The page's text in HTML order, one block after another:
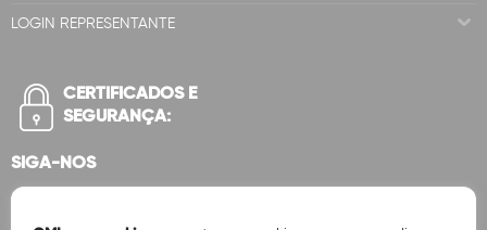
LOGIN REPRESENTANTE
CERTIFICADOS E
SEGURANÇA:
SIGA-NOS